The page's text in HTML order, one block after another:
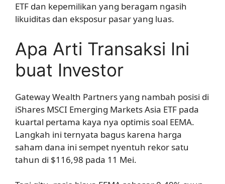
ETF dan kepemilikan yang beragam ngasih
likuiditas dan eksposur pasar yang luas.
Apa Arti Transaksi Ini
buat Investor
Gateway Wealth Partners yang nambah posisi di
iShares MSCI Emerging Markets Asia ETF pada
kuartal pertama kaya nya optimis soal EEMA.
Langkah ini ternyata bagus karena harga
saham dana ini sempet nyentuh rekor satu
tahun di $116,98 pada 11 Mei.